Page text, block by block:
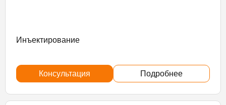
Инъектирование
Консультация Подробнее